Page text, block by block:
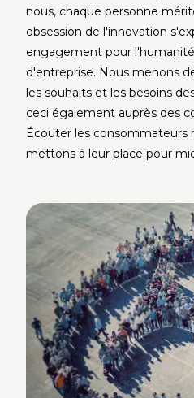
nous, chaque personne
obsession de l'innovation
engagement pour
d'entreprise. Nous menons
les souhaits et les besoins
ceci également auprès des
Écouter les consommateurs
mettons à leur place pour